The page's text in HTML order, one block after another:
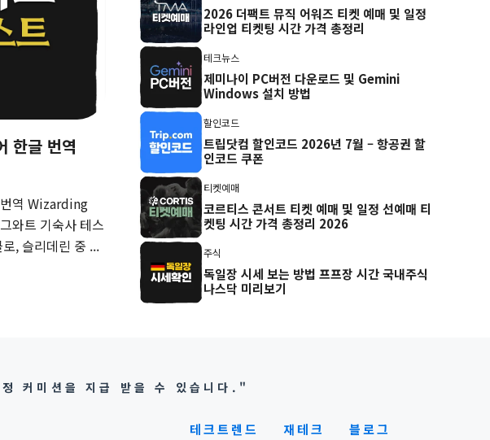
한글 번역
역 Wizarding
와트 기숙사 테스
, 슬리데린 중 ...
2026 더팩트 뮤직 어워즈 티켓 예매 및 일정
라인업 티켓팅 시간 가격 총정리
테크뉴스
제미나이 PC버전 다운로드 및 Gemini
Windows 설치 방법
할인코드
트립닷컴 할인코드 2026년 7월 – 항공권 할
인코드 쿠폰
티켓예매
코르티스 콘서트 티켓 예매 및 일정 선예매 티
켓팅 시간 가격 총정리 2026
주식
독일장 시세 보는 방법 프프장 시간 국내주식
나스닥 미리보기
커미션을 지급 받을 수 있습니다."
테크트렌드 재테크 블로그